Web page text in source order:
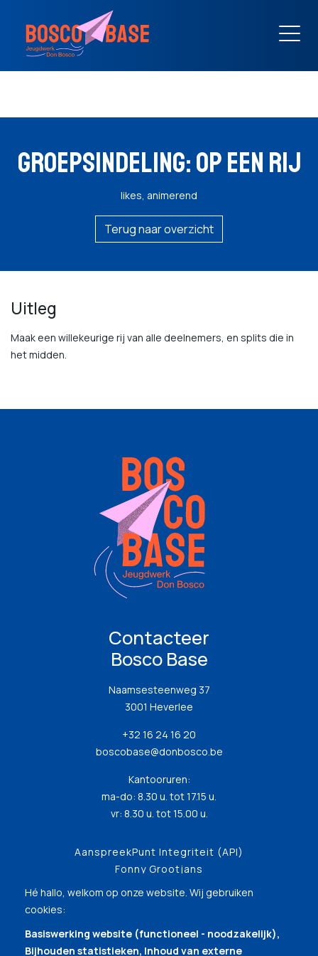
GROEPSINDELING: OP EEN RIJ
likes, animerend
Terug naar overzicht
Uitleg
Maak een willekeurige rij van alle deelnemers, en splits die in
het midden.
Contacteer
Bosco Base
Naamsesteenweg 37
3001 Heverlee
+32 16 24 16 20
boscobase@donbosco.be
Kantooruren:
ma-do: 8.30 u. tot 17.15 u.
vr: 8.30 u. tot 15.00 u.
AanspreekPunt Integriteit (API)
Fonny Grootjans
Hé hallo, welkom op onze website. Wij gebruiken
cookies:
Basiswerking website (functioneel - noodzakelijk),
Bijhouden statistieken, Inhoud van externe